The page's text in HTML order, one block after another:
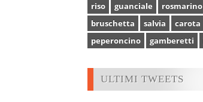
riso
guanciale rosmarino
bruschetta
salvia carota
peperoncino
gamberetti
ULTIMI TWEETS